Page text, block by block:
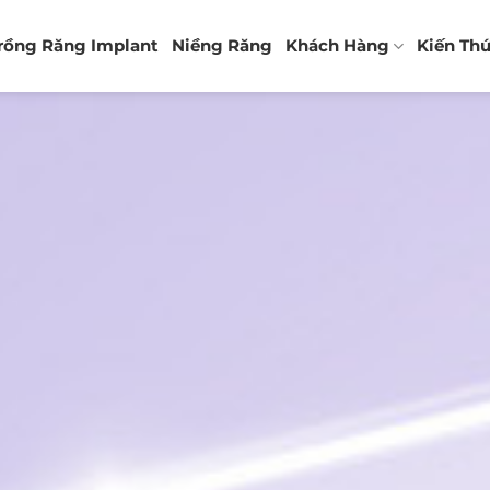
Răng Implant Niềng Răng Khách Hàng Kiến